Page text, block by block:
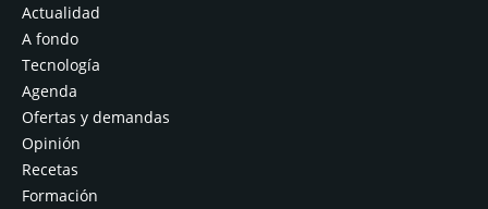
Actualidad
A fondo
Tecnología
Agenda
Ofertas y demandas
Opinión
Recetas
Formación